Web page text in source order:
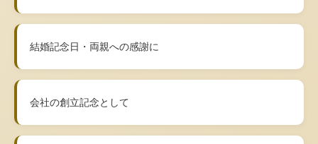
結婚記念日・両親への感謝に
会社の創立記念として